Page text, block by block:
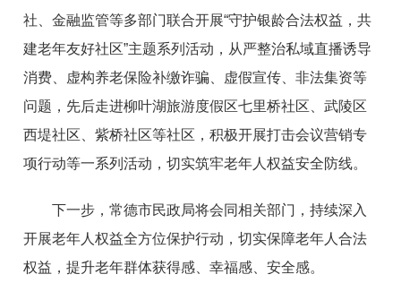
社、金融监管等多部门联合开展“守护银龄合法权益，共
建老年友好社区”主题系列活动，从严整治私域直播诱导
消费、虚构养老保险补缴诈骗、虚假宣传、非法集资等
问题，先后走进柳叶湖旅游度假区七里桥社区、武陵区
西堤社区、紫桥社区等社区，积极开展打击会议营销专
项行动等一系列活动，切实筑牢老年人权益安全防线。
下一步，常德市民政局将会同相关部门，持续深入
开展老年人权益全方位保护行动，切实保障老年人合法
权益，提升老年群体获得感、幸福感、安全感。